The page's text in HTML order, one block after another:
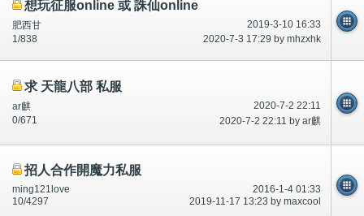
想玩征服online 或 誅仙online
2019-3-10 16:33
肥西甘
2020-7-3 17:29 by mhzxhk
1/838
求 天龍八部 私服
2020-7-2 22:11
ar麒
2020-7-2 22:11 by ar麒
0/671
招人合作開魔力私服
2016-1-4 01:33
ming121love
2019-11-17 13:23 by maxcool
10/4297